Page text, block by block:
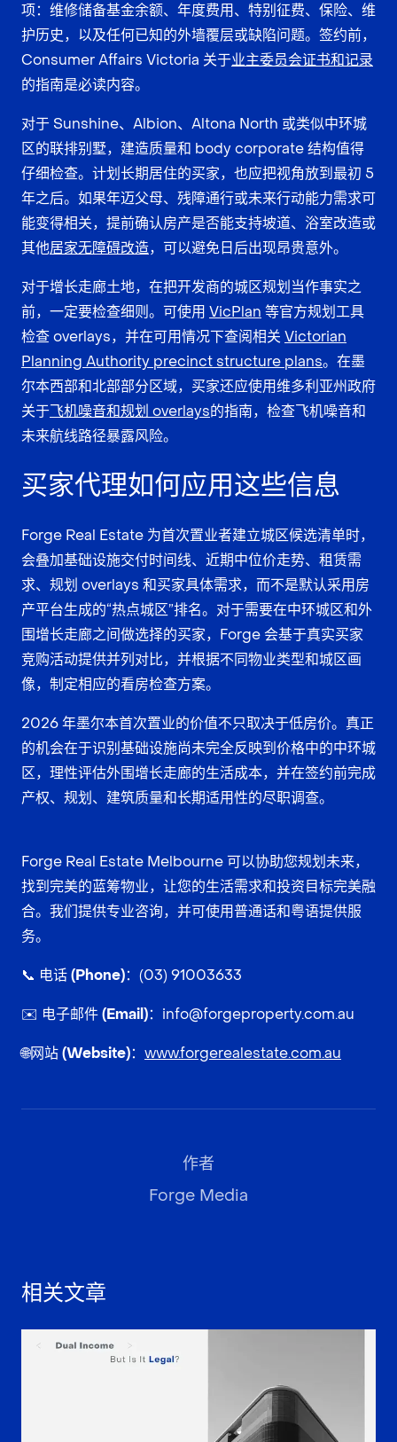
项：维修储备基金余额、年度费用、特别征费、保险、维
护历史，以及任何已知的外墙覆层或缺陷问题。签约前，
Consumer Affairs Victoria 关于业主委员会证书和记录
的指南是必读内容。
对于 Sunshine、Albion、Altona North 或类似中环城
区的联排别墅，建造质量和 body corporate 结构值得
仔细检查。计划长期居住的买家，也应把视角放到最初 5
年之后。如果年迈父母、残障通行或未来行动能力需求可
能变得相关，提前确认房产是否能支持坡道、浴室改造或
其他居家无障碍改造，可以避免日后出现昂贵意外。
对于增长走廊土地，在把开发商的城区规划当作事实之
前，一定要检查细则。可使用 VicPlan 等官方规划工具
检查 overlays，并在可用情况下查阅相关 Victorian
Planning Authority precinct structure plans。在墨
尔本西部和北部部分区域，买家还应使用维多利亚州政府
关于飞机噪音和规划 overlays的指南，检查飞机噪音和
未来航线路径暴露风险。
买家代理如何应用这些信息
Forge Real Estate 为首次置业者建立城区候选清单时，
会叠加基础设施交付时间线、近期中位价走势、租赁需
求、规划 overlays 和买家具体需求，而不是默认采用房
产平台生成的“热点城区”排名。对于需要在中环城区和外
围增长走廊之间做选择的买家，Forge 会基于真实买家
竞购活动提供并列对比，并根据不同物业类型和城区画
像，制定相应的看房检查方案。
2026 年墨尔本首次置业的价值不只取决于低房价。真正
的机会在于识别基础设施尚未完全反映到价格中的中环城
区，理性评估外围增长走廊的生活成本，并在签约前完成
产权、规划、建筑质量和长期适用性的尽职调查。
Forge Real Estate Melbourne 可以协助您规划未来，
找到完美的蓝筹物业，让您的生活需求和投资目标完美融
合。我们提供专业咨询，并可使用普通话和粤语提供服
务。
📞 电话 (Phone)： (03) 91003633
✉️ 电子邮件 (Email)： info@forgeproperty.com.au
🌐网站 (Website)： www.forgerealestate.com.au
作者
Forge Media
相关文章